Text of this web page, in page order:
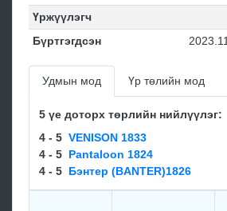
Үржүүлэгч
Бүртгэгдсэн
Удмын мод Үр төлийн мод
5 үе доторх төрлийн нийлүүлэг:
4 - 5 VENISON 1833
4 - 5 Pantaloon 1824
4 - 5 Бэнтер (BANTER)1826